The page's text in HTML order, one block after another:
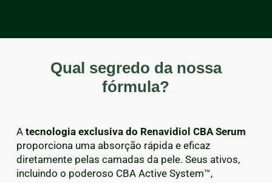
Qual segredo da nossa
fórmula?
A tecnologia exclusiva do Renavidiol CBA Serum
proporciona uma absorção rápida e eficaz
diretamente pelas camadas da pele. Seus ativos,
incluindo o poderoso CBA Active System™,